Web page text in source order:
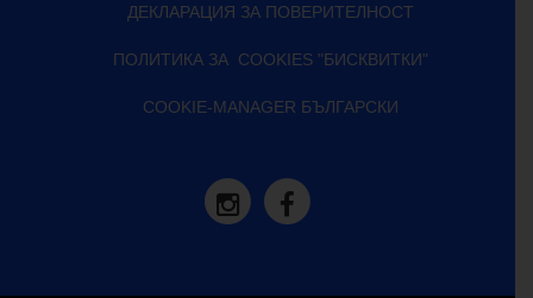
ДЕКЛАРАЦИЯ ЗА ПОВЕРИТЕЛНОСТ
ПОЛИТИКА ЗА COOKIES "БИСКВИТКИ"
COOKIE-MANAGER БЪЛГАРСКИ